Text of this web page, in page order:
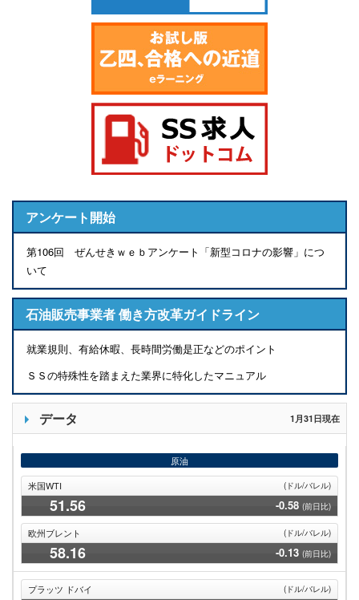
アンケート開始
第106回 ぜんせきｗｅｂアンケート「新型コロナの影響」につ
いて
石油販売事業者 働き方改革ガイドライン
就業規則、有給休暇、長時間労働是正などのポイント
ＳＳの特殊性を踏まえた業界に特化したマニュアル
データ 1月31日現在
原油
米国WTI
(ドル/バレル)
51.56 -0.58 (前日比)
欧州ブレント (ドル/バレル)
58.16 -0.13 (前日比)
プラッツ ドバイ (ドル/バレル)